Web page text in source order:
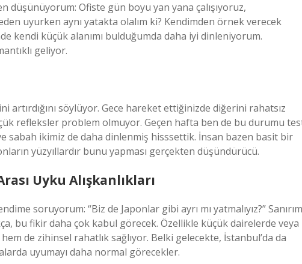
düşünüyorum: Ofiste gün boyu yan yana çalışıyoruz,
uyurken aynı yatakta olalım ki? Kendimden örnek verecek
kendi küçük alanımı bulduğumda daha iyi dinleniyorum.
geliyor.
artırdığını söylüyor. Gece hareket ettiğinizde diğerini rahatsız
refleksler problem olmuyor. Geçen hafta ben de bu durumu
sabah ikimiz de daha dinlenmiş hisssettik. İnsan bazen basit bir
yüzyıllardır bunu yapması gerçekten düşündürücü.
Uyku Alışkanlıkları
soruyorum: “Biz de Japonlar gibi ayrı mı yatmalıyız?” Sanırım
bu fikir daha çok kabul görecek. Özellikle küçük dairelerde veya
de zihinsel rahatlık sağlıyor. Belki gelecekte, İstanbul’da da
uyumayı daha normal görecekler.